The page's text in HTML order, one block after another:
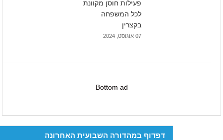
פעילות חוסן מקוונת
לכל המשפחה
בקצרין
07 אוגוסט, 2024
Bottom ad
דפדוף במהדורה השבועית האחרונה